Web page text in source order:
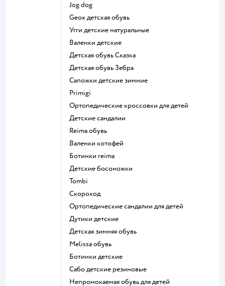
Jog dog
Geox детская обувь
Угги детские натуральные
Валенки детские
Детская обувь Сказка
Детская обувь Зебра
Сапожки детские зимние
Primigi
Ортопедические кроссовки для детей
Детские сандалии
Reima обувь
Валенки котофей
Ботинки reima
Детские босоножки
Tombi
Скороход
Ортопедические сандалии для детей
Дутики детские
Детская зимняя обувь
Melissa обувь
Ботинки детские
Сабо детские резиновые
Непромокаемая обувь для детей